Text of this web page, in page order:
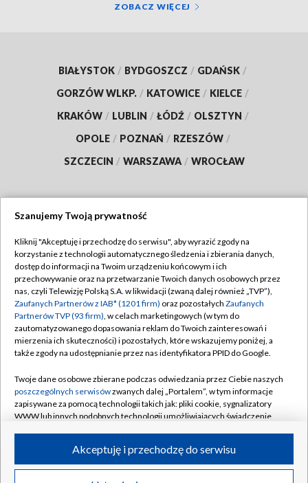
ZOBACZ WIĘCEJ
BIAŁYSTOK / BYDGOSZCZ / GDAŃSK /
GORZÓW WLKP. / KATOWICE / KIELCE /
KRAKÓW / LUBLIN / ŁÓDŹ / OLSZTYN /
OPOLE / POZNAŃ / RZESZÓW /
SZCZECIN / WARSZAWA / WROCŁAW
TVP
Abonament TVP
Emisja w TVP
Centrum informacji TVP
Naziemna Telewizja Cyfrowa
Rada Programowa
System NOS
Informacje o nadawcy
Program dla prasy
Regulamin TVP
Polityka prywatności
Moje zgody
Pomoc
Kontakt
Kanały
©2026 Telewizja Polska S.A. w likwidacji
Szanujemy Twoją prywatność
Kliknij "Akceptuję i przechodzę do serwisu", aby wyrazić zgody na
korzystanie z technologii automatycznego śledzenia i zbierania danych,
dostęp do informacji na Twoim urządzeniu końcowym i ich
przechowywanie oraz na przetwarzanie Twoich danych osobowych przez
nas, czyli Telewizję Polską S.A. w likwidacji (zwaną dalej również „TVP”),
Zaufanych Partnerów z IAB* (1201 firm) oraz pozostałych Zaufanych
Partnerów TVP (93 firm), w celach marketingowych (w tym do
zautomatyzowanego dopasowania reklam do Twoich zainteresowań i
mierzenia ich skuteczności) i pozostałych, które wskazujemy poniżej, a
także zgody na udostępnianie przez nas identyfikatora PPID do Google.
Twoje dane osobowe zbierane podczas odwiedzania przez Ciebie naszych
poszczególnych serwisówzwanych dalej „Portalem”, w tym informacje
zapisywane za pomocą technologii takich jak: pliki cookie, sygnalizatory
WWW lub innych podobnych technologii umożliwiających świadczenie
ruchu w Internecie.
Twoje dane osobowe zbierane podczas odwiedzania przez Ciebie
Akceptuję i przechodzę do serwisu